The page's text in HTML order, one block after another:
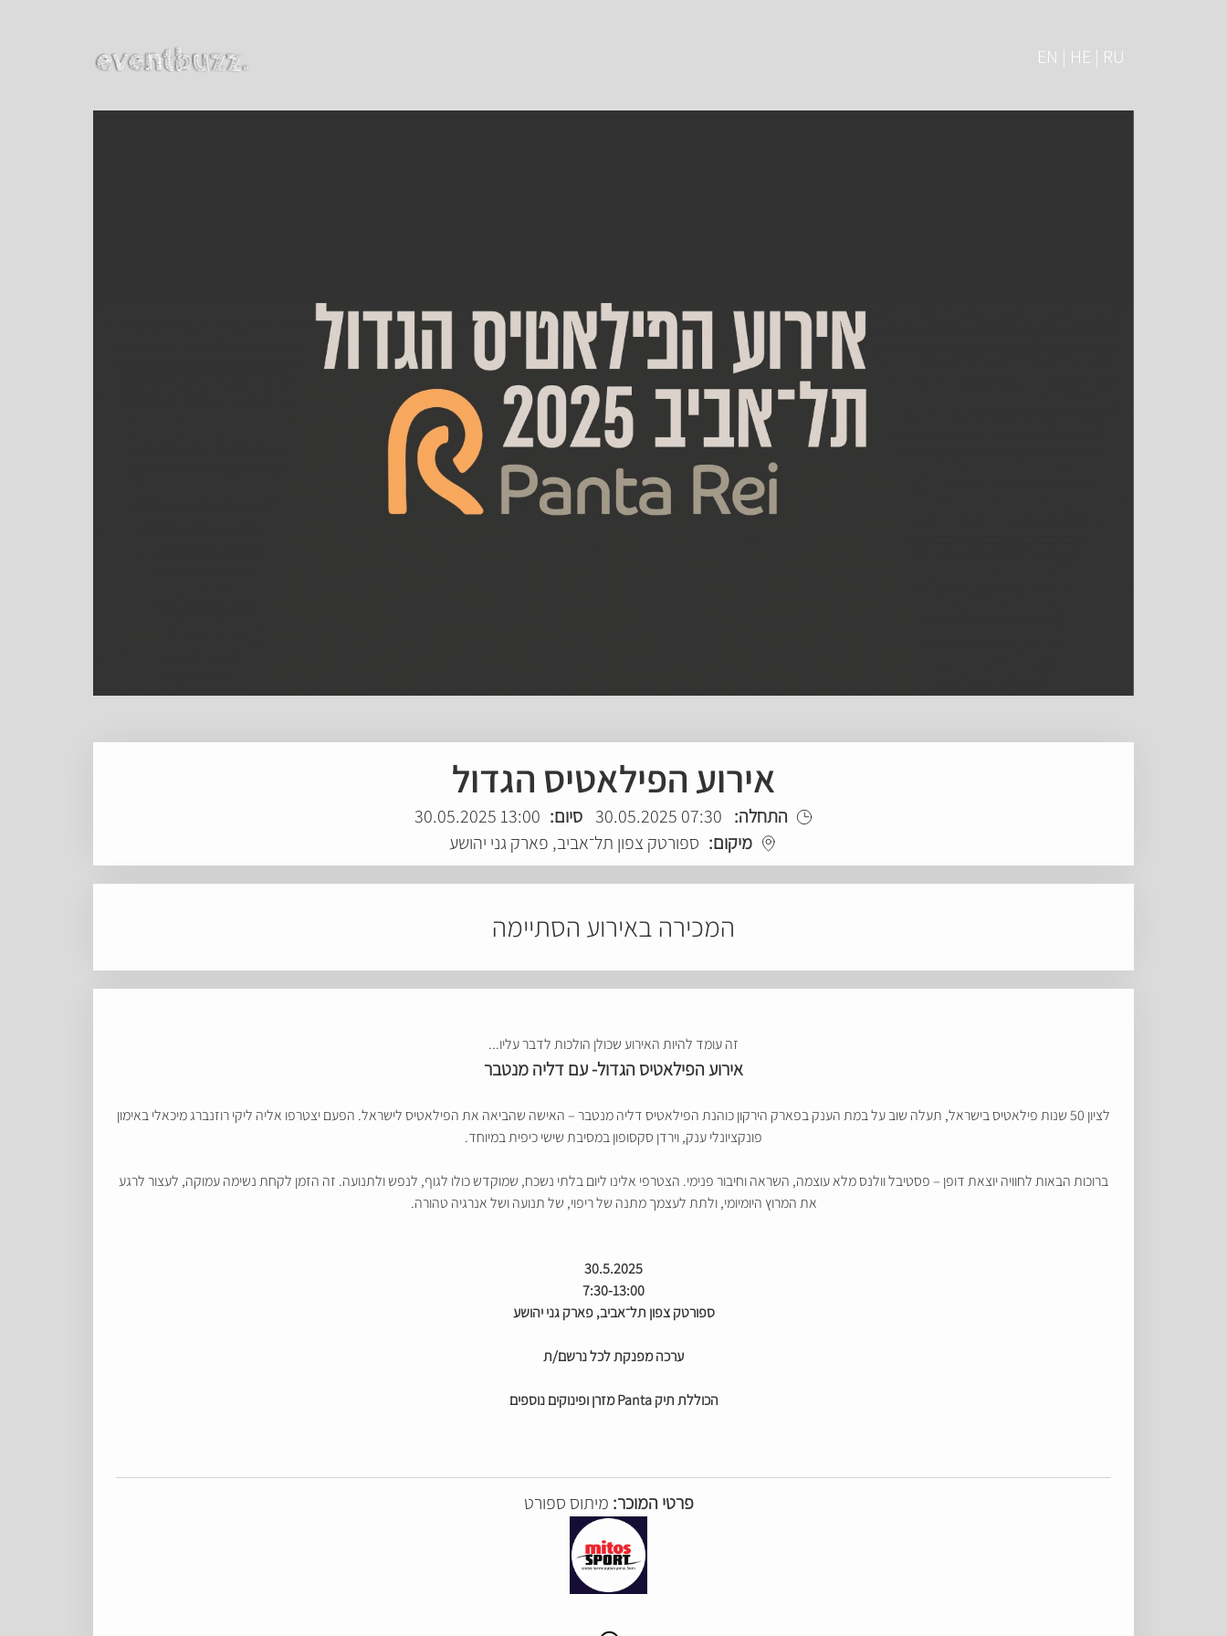
EN | HE | RU
אירוע הפילאטיס הגדול
התחלה: 07:30 30.05.2025 סיום: 13:00 30.05.2025
מיקום: ספורטק צפון תל־אביב, פארק גני יהושע
המכירה באירוע הסתיימה
זה עומד להיות האירוע שכולן הולכות לדבר עליו...
אירוע הפילאטיס הגדול- עם דליה מנטבר
לציון 50 שנות פילאטיס בישראל, תעלה שוב על במת הענק בפארק הירקון כוהנת הפילאטיס דליה מנטבר – האישה שהביאה את הפילאטיס לישראל. הפעם יצטרפו אליה ליקי רוזנברג מיכאלי באימון
פונקציונלי ענק, וירדן סקסופון במסיבת שישי כיפית במיוחד.
ברוכות הבאות לחוויה יוצאת דופן – פסטיבל וולנס מלא עוצמה, השראה וחיבור פנימי. הצטרפי אלינו ליום בלתי נשכח, שמוקדש כולו לגוף, לנפש ולתנועה. זה הזמן לקחת נשימה עמוקה, לעצור לרגע
את המרוץ היומיומי, ולתת לעצמך מתנה של ריפוי, של תנועה ושל אנרגיה טהורה.
30.5.2025
7:30-13:00
ספורטק צפון תל־אביב, פארק גני יהושע
ערכה מפנקת לכל נרשם/ת
הכוללת תיק Panta מזרן ופינוקים נוספים
פרטי המוכר: מיתוס ספורט